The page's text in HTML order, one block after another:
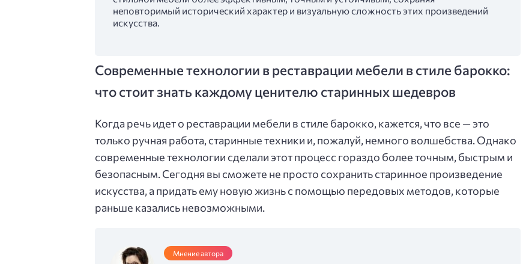
неповторимый исторический характер и визуальную сложность этих произведений
искусства.
Современные технологии в реставрации мебели в стиле барокко:
что стоит знать каждому ценителю старинных шедевров
Когда речь идет о реставрации мебели в стиле барокко, кажется, что все — это
только ручная работа, старинные техники и, пожалуй, немного волшебства. Однако
современные технологии сделали этот процесс гораздо более точным, быстрым и
безопасным. Сегодня вы сможете не просто сохранить старинное произведение
искусства, а придать ему новую жизнь с помощью передовых методов, которые
раньше казались невозможными.
Мнение автора